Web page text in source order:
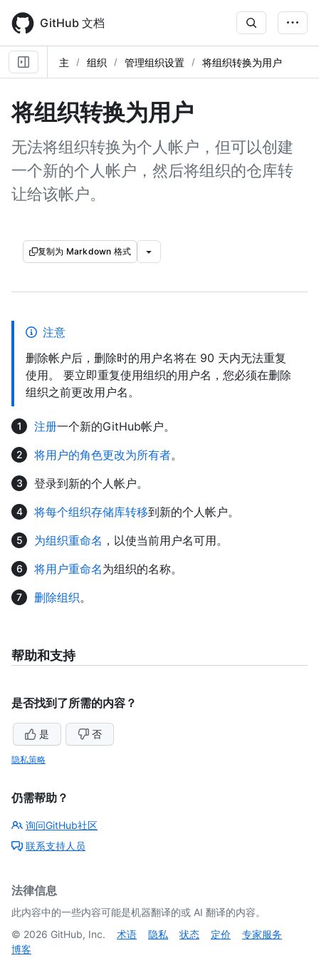
main
content
GitHub 文档
主 组织 管理组织设置 将组织转换为用户
将组织转换为用户
无法将组织转换为个人帐户，但可以创建
一个新的个人帐户，然后将组织的仓库转
让给该帐户。
复制为 Markdown 格式
注意
删除帐户后，删除时的用户名将在 90 天内无法重复
使用。 要立即重复使用组织的用户名，您必须在删除
组织之前更改用户名。
注册一个新的GitHub帐户。
将用户的角色更改为所有者。
登录到新的个人帐户。
将每个组织存储库转移到新的个人帐户。
为组织重命名 ，以使当前用户名可用。
将用户重命名为组织的名称。
删除组织。
帮助和支持
是否找到了所需的内容？
是 否
隐私策略
仍需帮助？
询问GitHub社区
联系支持人员
法律信息
此内容中的一些内容可能是机器翻译的或 AI 翻译的内容。
© 2026 GitHub, Inc. 术语 隐私 状态 定价
专家服务
博客